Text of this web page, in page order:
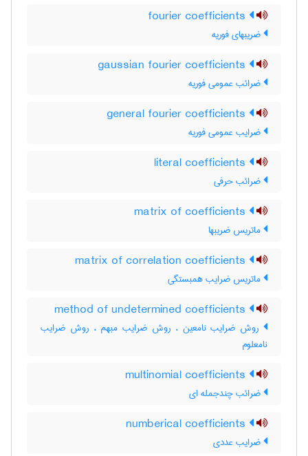
ضریبهای فوریه
ضرائب عمومی فوریه
ضرایب عمومی فوریه
ضرائب حرفی
ماتریس ضریبها
ماتریس ضرایب همبستگی
روش ضرایب نامعین ، روش ضرایب مبهم ، روش ضرایب
نامعلوم
ضرائب چندجمله ای
ضرایب عددی